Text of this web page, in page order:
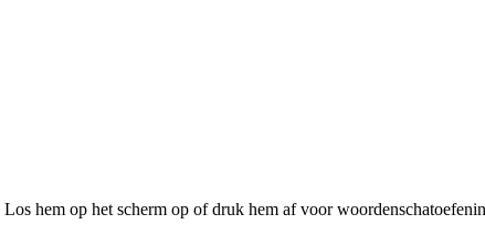
hem op het scherm op of druk hem af voor